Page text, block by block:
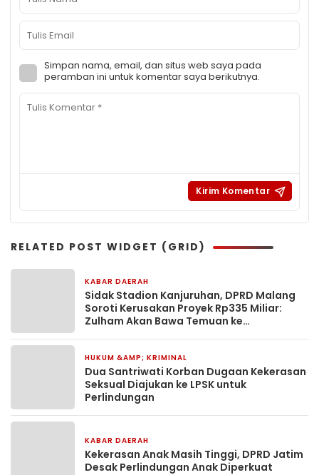
Simpan nama, email, dan situs web saya pada
peramban ini untuk komentar saya berikutnya.
RELATED POST WIDGET (GRID)
KABAR DAERAH
Sidak Stadion Kanjuruhan, DPRD Malang
Soroti Kerusakan Proyek Rp335 Miliar:
Zulham Akan Bawa Temuan ke
HUKUM &AMP; KRIMINAL
Dua Santriwati Korban Dugaan Kekerasan
Seksual Diajukan ke LPSK untuk
Perlindungan
KABAR DAERAH
Kekerasan Anak Masih Tinggi, DPRD Jatim
Desak Perlindungan Anak Diperkuat